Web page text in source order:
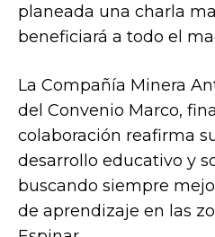
planeada una charla
beneficiará a todo el
La Compañía Minera
del Convenio Marco,
colaboración reafirma
desarrollo educativo y
buscando siempre
de aprendizaje en las